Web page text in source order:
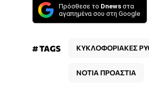
Πρόσθεσε το Dnews στα
αγαπημένα σου στη Google
# TAGS ΚΥΚΛΟΦΟΡΙΑΚΕΣ
ΝΟΤΙΑ ΠΡΟΑΣΤΙΑ